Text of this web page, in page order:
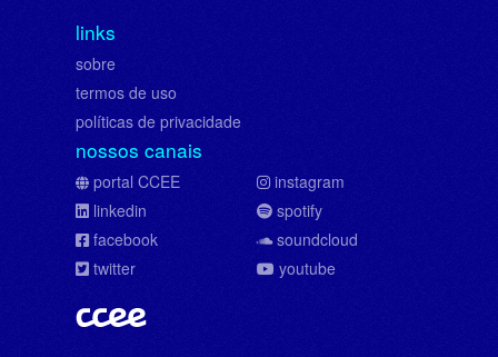
links
sobre
termos de uso
políticas de privacidade
nossos canais
portal CCEE
linkedin
facebook
twitter
instagram
spotify
soundcloud
youtube